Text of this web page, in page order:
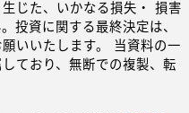
じた、いかなる損失・ 損害
投資に関する最終決定は、
いいたします。 当資料の一
ており、無断での複製、転